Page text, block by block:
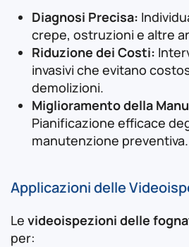
Diagnosi Precisa:
crepe, ostruzioni e altre
Riduzione dei Costi:
invasivi che evitano
demolizioni.
Miglioramento della
Pianificazione efficace
manutenzione preventiva.
Applicazioni delle
Le videoispezioni delle
per: